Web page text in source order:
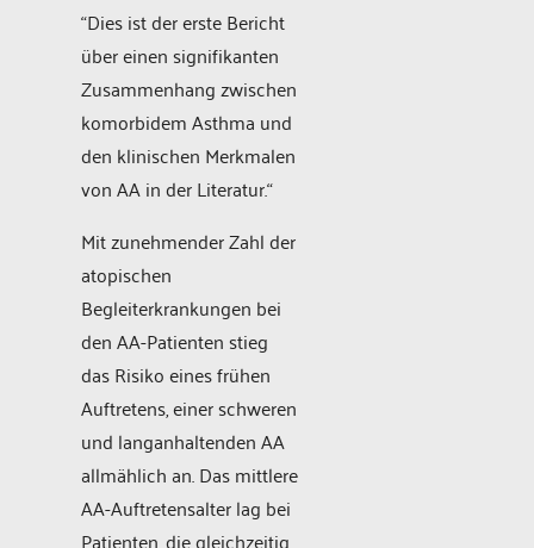
“Dies ist der erste Bericht
über einen signifikanten
Zusammenhang zwischen
komorbidem Asthma und
den klinischen Merkmalen
von AA in der Literatur.“
Mit zunehmender Zahl der
atopischen
Begleiterkrankungen bei
den AA-Patienten stieg
das Risiko eines frühen
Auftretens, einer schweren
und langanhaltenden AA
allmählich an. Das mittlere
AA-Auftretensalter lag bei
Patienten, die gleichzeitig